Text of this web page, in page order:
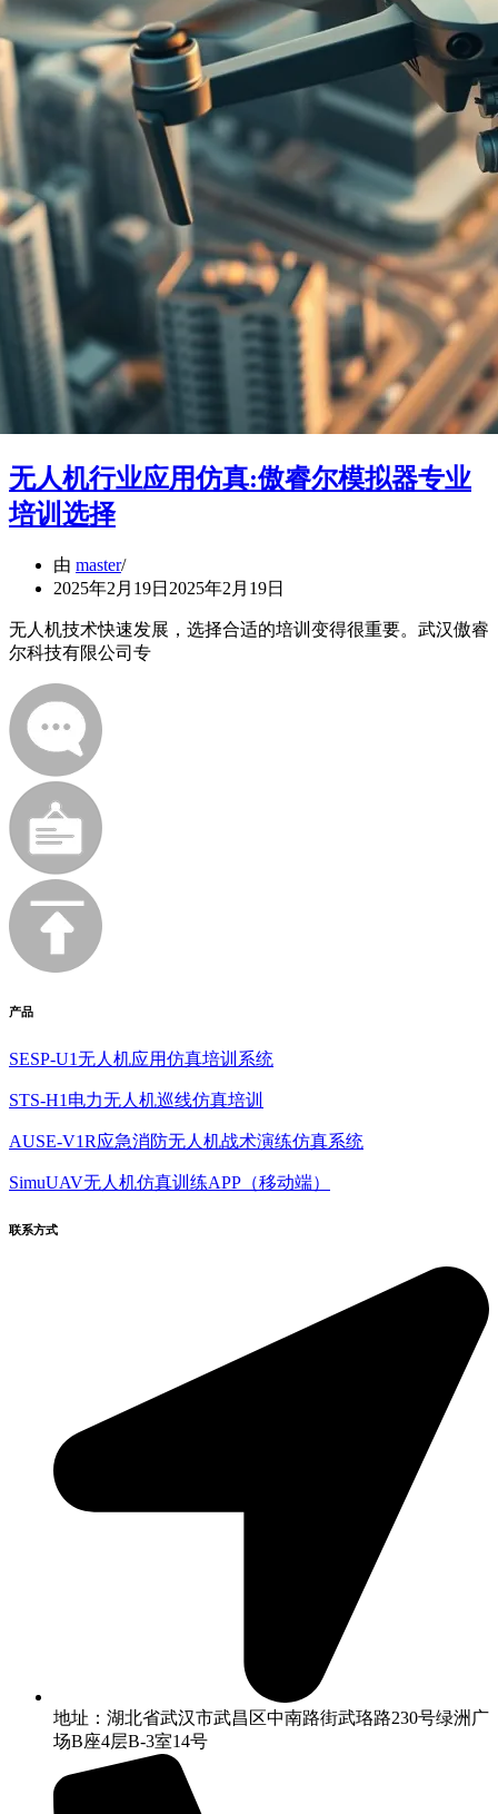
无人机行业应用仿真:傲睿尔模拟器专业
培训选择
由 master
2025年2月19日 2025年2月19日
无人机技术快速发展，选择合适的培训变得很重要。武汉傲睿
尔科技有限公司专
产品
SESP-U1无人机应用仿真培训系统
STS-H1电力无人机巡线仿真培训
AUSE-V1R应急消防无人机战术演练仿真系统
SimuUAV无人机仿真训练APP（移动端）
联系方式
地址：湖北省武汉市武昌区中南路街武珞路230号绿洲广
场B座4层B-3室14号